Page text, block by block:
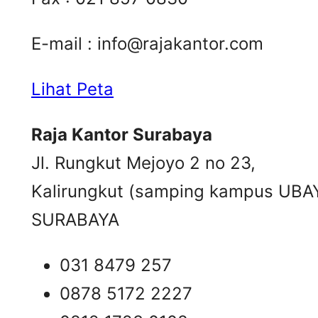
E-mail : info@rajakantor.com
Lihat Peta
Raja Kantor Surabaya
Jl. Rungkut Mejoyo 2 no 23,
Kalirungkut (samping kampus
SURABAYA
031 8479 257
0878 5172 2227